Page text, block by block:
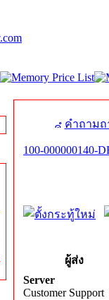
คำถาม
100-000000140-
ผู้ส่ง
Server
Customer Support